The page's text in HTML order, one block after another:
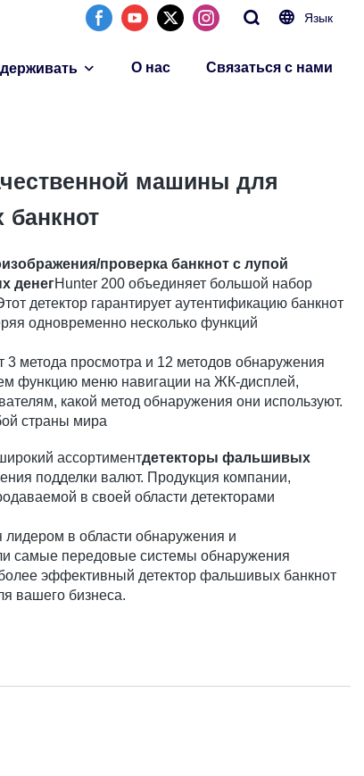
Язык
О нас Связаться с нами
машины для
проверка банкнот с лупой
денегHunter 200 объединяет большой набор
детектор гарантирует аутентификацию банкнот
одновременно несколько функций
метода просмотра и 12 методов обнаружения
функцию меню навигации на ЖК-дисплей,
какой метод обнаружения они используют.
страны мира
ассортиментдетекторы фальшивых
подделки валют. Продукция компании,
в своей области детекторами
лидером в области обнаружения и
самые передовые системы обнаружения
эффективный детектор фальшивых банкнот
вашего бизнеса.